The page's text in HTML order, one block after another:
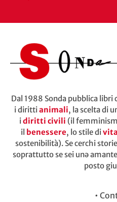
Dal 1988 Sonda pubblica
i dirittianimali, la scelta di
idiritti civili (il
il benessere, lo stile di
sostenibilità). Se cerchi
soprattutto se sei unə
posto
•